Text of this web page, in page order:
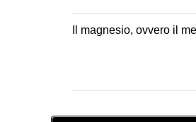
Il magnesio, ovvero il